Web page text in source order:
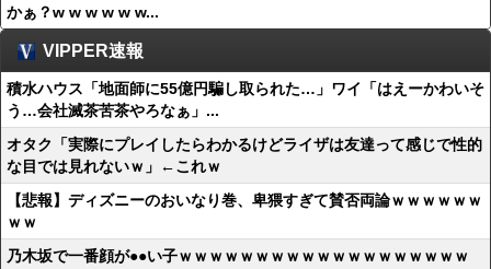
かぁ？w w w w w w...
VIPPER速報
積水ハウス「地面師に55億円騙し取られた…」ワイ「はえーかわいそ
う…会社滅茶苦茶やろなぁ」...
オタク「実際にプレイしたらわかるけどライザは友達って感じで性的
な目では見れないｗ」←これｗ
【悲報】ディズニーのおいなり巻、卑猥すぎて賛否両論ｗｗｗｗｗｗ
ｗｗ
乃木坂で一番顔が●●い子ｗｗｗｗｗｗｗｗｗｗｗｗｗｗｗｗｗｗｗ